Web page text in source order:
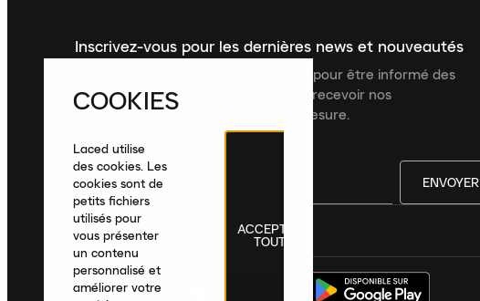
Inscrivez-vous pour les dernières news et nouveautés
Inscrivez-vous à la newsletter Laced pour être informé des
dernières nouveautés, collections et recevoir nos
recommandations de produits sur mesure.
ENVOYER
France|Français
COOKIES
Laced utilise
des cookies. Les
cookies sont de
petits fichiers
utilisés pour
vous présenter
un contenu
personnalisé et
améliorer votre
ACCEPTER
TOUT